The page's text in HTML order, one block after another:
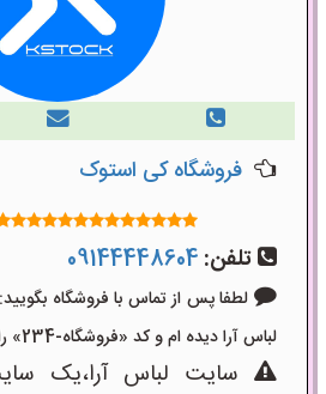
فروشگاه کی استوک
تلفن: 09144448604
لطفا پس از تماس با فروشگاه
لباس آرا دیده ام و کد «فروشگاه-234» را اعلام کنید»
سایت لباس آرا،یک